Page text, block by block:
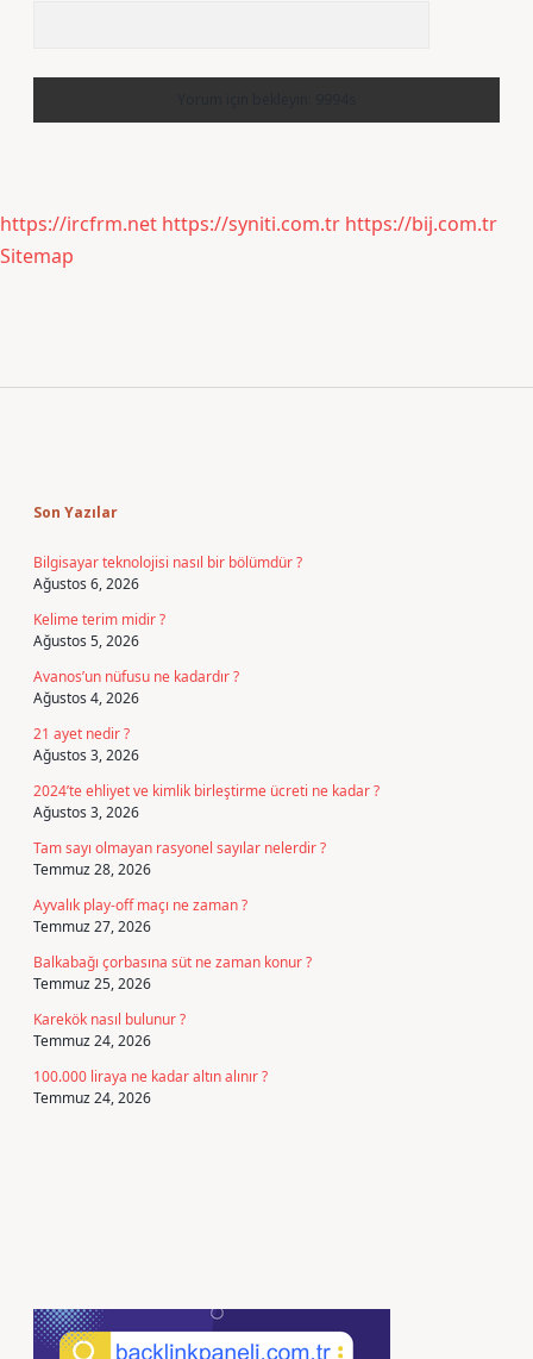
https://ircfrm.net https://syniti.com.tr https://bij.com.tr
Sitemap
Son Yazılar
Bilgisayar teknolojisi nasıl bir bölümdür ?
Ağustos 6, 2026
Kelime terim midir ?
Ağustos 5, 2026
Avanos’un nüfusu ne kadardır ?
Ağustos 4, 2026
21 ayet nedir ?
Ağustos 3, 2026
2024’te ehliyet ve kimlik birleştirme ücreti ne kadar ?
Ağustos 3, 2026
Tam sayı olmayan rasyonel sayılar nelerdir ?
Temmuz 28, 2026
Ayvalık play-off maçı ne zaman ?
Temmuz 27, 2026
Balkabağı çorbasına süt ne zaman konur ?
Temmuz 25, 2026
Karekök nasıl bulunur ?
Temmuz 24, 2026
100.000 liraya ne kadar altın alınır ?
Temmuz 24, 2026